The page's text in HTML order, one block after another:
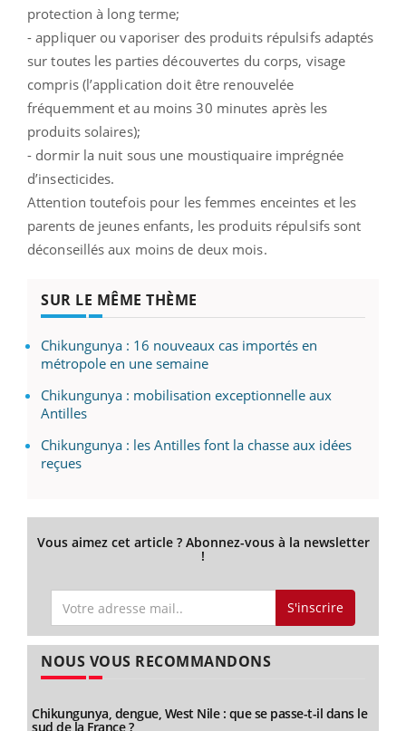
protection à long terme;
- appliquer ou vaporiser des produits répulsifs adaptés
sur toutes les parties découvertes du corps, visage
compris (l’application doit être renouvelée
fréquemment et au moins 30 minutes après les
produits solaires);
- dormir la nuit sous une moustiquaire imprégnée
d’insecticides.
Attention toutefois pour les femmes enceintes et les
parents de jeunes enfants, les produits répulsifs sont
déconseillés aux moins de deux mois.
SUR LE MÊME THÈME
Chikungunya : 16 nouveaux cas importés en
métropole en une semaine
Chikungunya : mobilisation exceptionnelle aux
Antilles
Chikungunya : les Antilles font la chasse aux idées
reçues
Vous aimez cet article ? Abonnez-vous à la newsletter
!
S'inscrire
NOUS VOUS RECOMMANDONS
Chikungunya, dengue, West Nile : que se passe-t-il dans le
sud de la France ?